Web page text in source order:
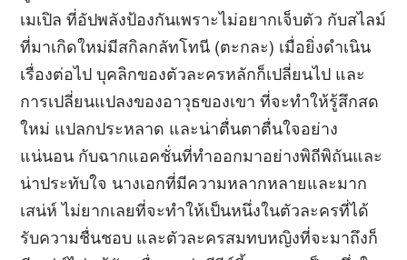
เมเปิล ที่อัปพลังป้องกันเพราะไม่อยากเจ็บตัว กับสไลม์
ที่มาเกิดใหม่มีสกิลกลัทโทนี (ตะกละ) เมื่อยิ่งดำเนิน
เรื่องต่อไป บุคลิกของตัวละครหลักก็เปลี่ยนไป และ
การเปลี่ยนแปลงของอาวุธของเขา ที่จะทำให้รู้สึกสด
ใหม่ แปลกประหลาด และน่าตื่นตาตื่นใจอย่าง
แน่นอน กับฉากแอคชั่นที่ทำออกมาอย่างพิถีพิถันและ
น่าประทับใจ นางเอกที่มีความหลากหลายและมาก
เสน่ห์ ไม่ยากเลยที่จะทำให้เป็นหนึ่งในตัวละครที่ได้
รับความชื่นชอบ และตัวละครสมทบหญิงที่จะมาถึงก็